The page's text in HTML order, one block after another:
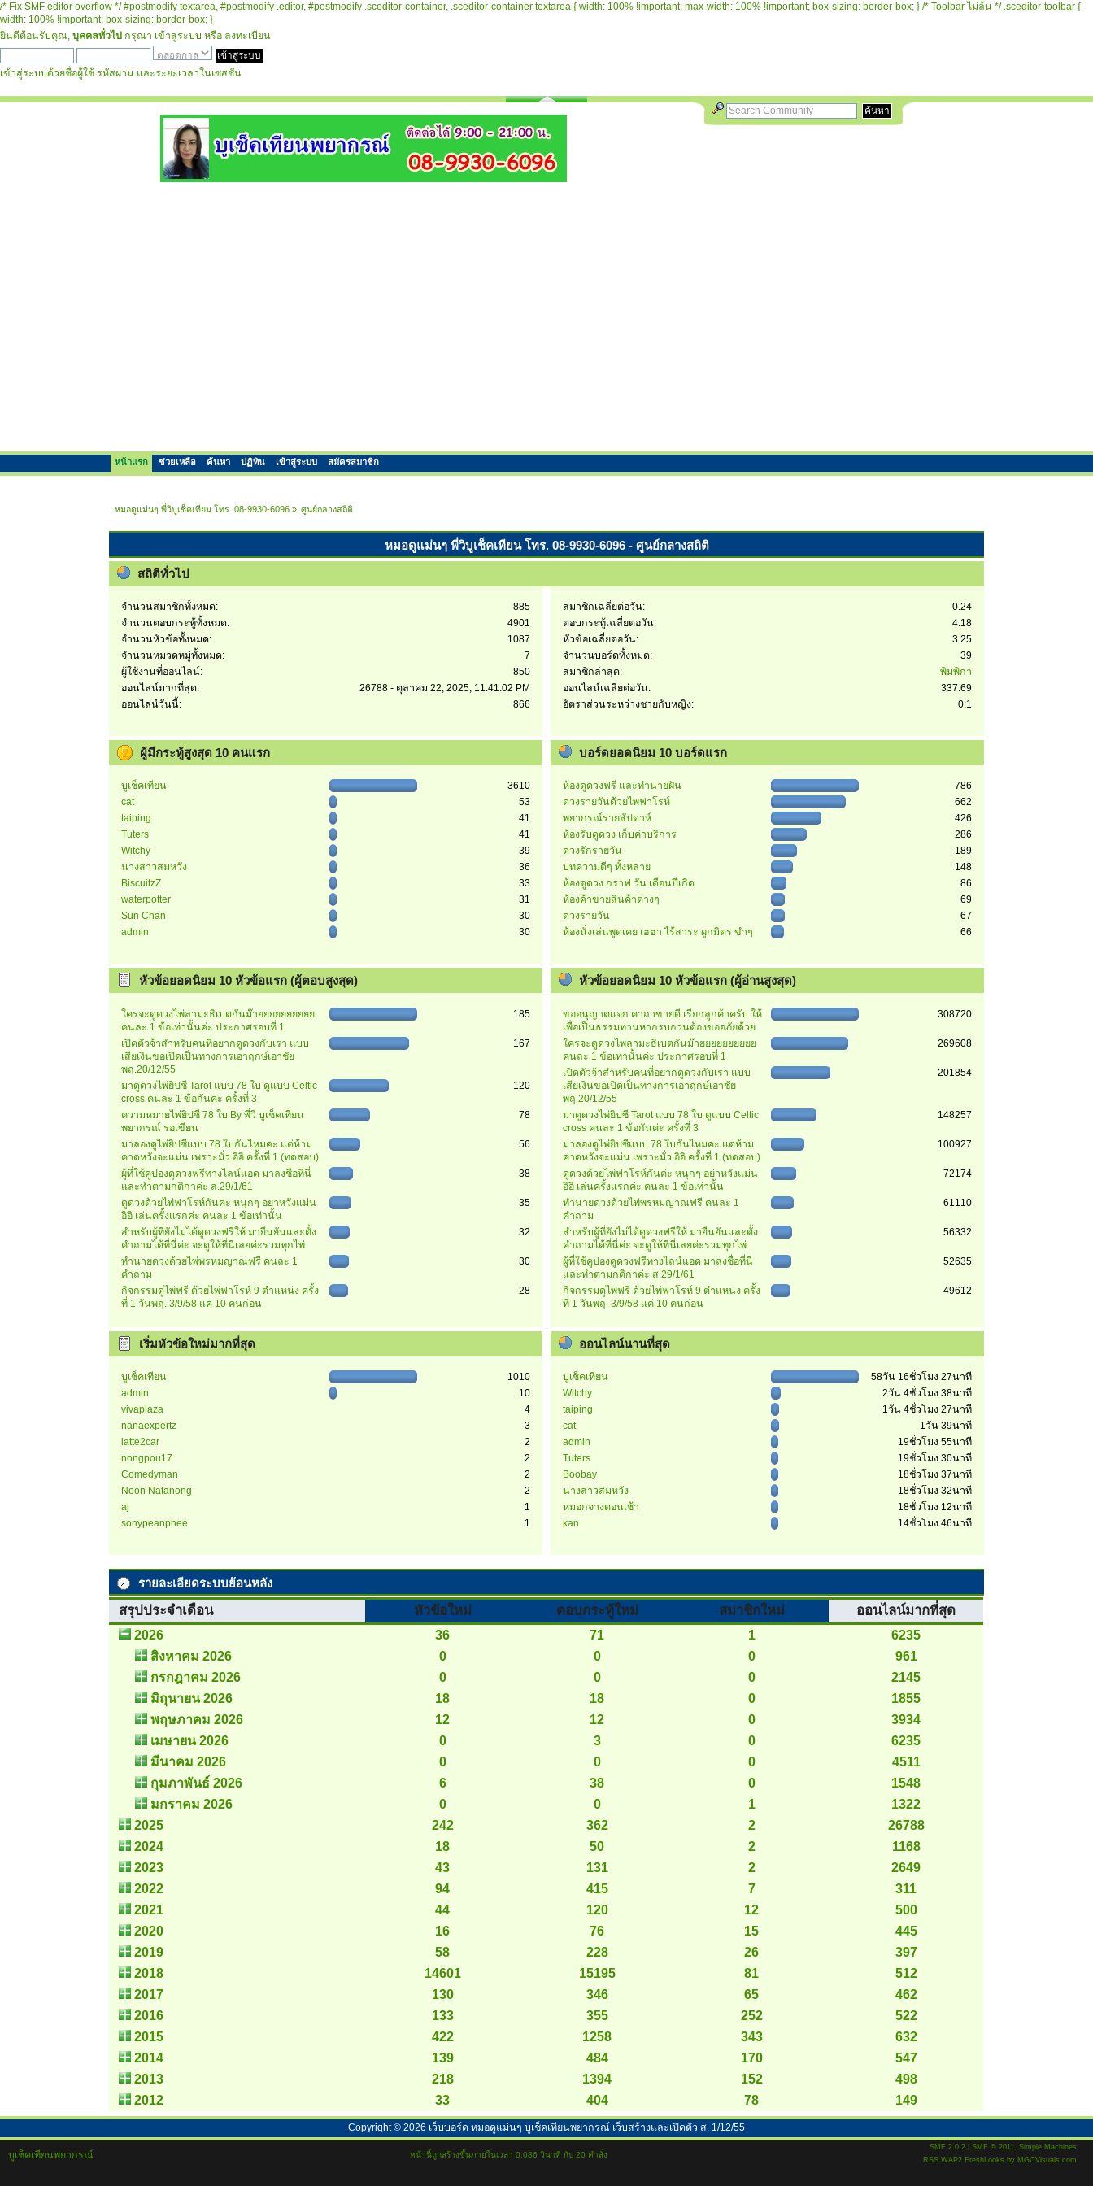
/* Fix SMF editor overflow */ #postmodify textarea, #postmodify .editor, #postmodify .sceditor-container, .sceditor-container textarea { width: 100% !important; max-width: 100% !important; box-sizing: border-box; } /* Toolbar ไม่ล้น */ .sceditor-toolbar {
width: 100% !important; box-sizing: border-box; }
ยินดีต้อนรับคุณ, บุคคลทั่วไป กรุณา เข้าสู่ระบบ หรือ ลงทะเบียน
เข้าสู่ระบบด้วยชื่อผู้ใช้ รหัสผ่าน และระยะเวลาในเซสชั่น
หน้าแรก ช่วยเหลือ ค้นหา ปฏิทิน เข้าสู่ระบบ สมัครสมาชิก
หมอดูแม่นๆ พี่วิบูเช็คเทียน โทร. 08-9930-6096» ศูนย์กลางสถิติ
หมอดูแม่นๆ พี่วิบูเช็คเทียน โทร. 08-9930-6096 - ศูนย์กลางสถิติ
สถิติทั่วไป
จำนวนสมาชิกทั้งหมด:
885
จำนวนตอบกระทู้ทั้งหมด:
4901
จำนวนหัวข้อทั้งหมด:
1087
จำนวนหมวดหมู่ทั้งหมด:
7
ผู้ใช้งานที่ออนไลน์:
850
ออนไลน์มากที่สุด:
26788 - ตุลาคม 22, 2025, 11:41:02 PM
ออนไลน์วันนี้:
866
สมาชิกเฉลี่ยต่อวัน:
0.24
ตอบกระทู้เฉลี่ยต่อวัน:
4.18
หัวข้อเฉลี่ยต่อวัน:
3.25
จำนวนบอร์ดทั้งหมด:
39
สมาชิกล่าสุด:
พิมพิกา
ออนไลน์เฉลี่ยต่อวัน:
337.69
อัตราส่วนระหว่างชายกับหญิง:
0:1
ผู้มีกระทู้สูงสุด 10 คนแรก
บูเช็คเทียน
3610
cat
53
taiping
41
Tuters
41
Witchy
39
นางสาวสมหวัง
36
BiscuitzZ
33
waterpotter
31
Sun Chan
30
admin
30
บอร์ดยอดนิยม 10 บอร์ดแรก
ห้องดูดวงฟรี และทำนายฝัน
786
ดวงรายวันด้วยไพ่ฟาโรห์
662
พยากรณ์รายสัปดาห์
426
ห้องรับดูดวง เก็บค่าบริการ
286
ดวงรักรายวัน
189
บทความดีๆ ทั้งหลาย
148
ห้องดูดวง กราฟ วัน เดือนปีเกิด
86
ห้องค้าขายสินค้าต่างๆ
69
ดวงรายวัน
67
ห้องนั่งเล่นพูดเคย เฮฮา ไร้สาระ ผูกมิตร ขำๆ
66
หัวข้อยอดนิยม 10 หัวข้อแรก (ผู้ตอบสูงสุด)
ใครจะดูดวงไพ่ลามะธิเบตกันม๊ายยยยยยยยยย
คนละ 1 ข้อเท่านั้นค่ะ ประกาศรอบที่ 1
185
เปิดตัวจ้าสำหรับคนที่อยากดูดวงกับเรา แบบ
เสียเงินขอเปิดเป็นทางการเอาฤกษ์เอาชัย
พฤ.20/12/55
167
มาดูดวงไพ่ยิปซี Tarot แบบ 78 ใบ ดูแบบ Celtic
cross คนละ 1 ข้อกันค่ะ ครั้งที่ 3
120
ความหมายไพ่ยิปซี 78 ใบ By พี่วิ บูเช็คเทียน
พยากรณ์ รอเขียน
78
มาลองดูไพ่ยิปซีแบบ 78 ใบกันไหมคะ แต่ห้าม
คาดหวังจะแม่น เพราะมั่ว อิอิ ครั้งที่ 1 (ทดสอบ)
56
ผู้ที่ใช้คูปองดูดวงฟรีทางไลน์แอด มาลงชื่อที่นี่
และทำตามกติกาค่ะ ส.29/1/61
38
ดูดวงด้วยไพ่ฟาโรห์กันค่ะ หนุกๆ อย่าหวังแม่น
อิอิ เล่นครั้งแรกค่ะ คนละ 1 ข้อเท่านั้น
35
สำหรับผู้ที่ยังไม่ได้ดูดวงฟรีให้ มายืนยันและตั้ง
คำถามได้ที่นี่ค่ะ จะดูให้ที่นี่เลยค่ะรวมทุกไพ่
32
ทำนายดวงด้วยไพ่พรหมญาณฟรี คนละ 1
คำถาม
30
กิจกรรมดูไพ่ฟรี ด้วยไพ่ฟาโรห์ 9 ตำแหน่ง ครั้ง
ที่ 1 วันพฤ. 3/9/58 แค่ 10 คนก่อน
28
หัวข้อยอดนิยม 10 หัวข้อแรก (ผู้อ่านสูงสุด)
ขออนุญาตแจก คาถาขายดี เรียกลูกค้าครับ ให้
เพื่อเป็นธรรมทานหากรบกวนต้องขออภัยด้วย
308720
ใครจะดูดวงไพ่ลามะธิเบตกันม๊ายยยยยยยยยย
คนละ 1 ข้อเท่านั้นค่ะ ประกาศรอบที่ 1
269608
เปิดตัวจ้าสำหรับคนที่อยากดูดวงกับเรา แบบ
เสียเงินขอเปิดเป็นทางการเอาฤกษ์เอาชัย
พฤ.20/12/55
201854
มาดูดวงไพ่ยิปซี Tarot แบบ 78 ใบ ดูแบบ Celtic
cross คนละ 1 ข้อกันค่ะ ครั้งที่ 3
148257
มาลองดูไพ่ยิปซีแบบ 78 ใบกันไหมคะ แต่ห้าม
คาดหวังจะแม่น เพราะมั่ว อิอิ ครั้งที่ 1 (ทดสอบ)
100927
ดูดวงด้วยไพ่ฟาโรห์กันค่ะ หนุกๆ อย่าหวังแม่น
อิอิ เล่นครั้งแรกค่ะ คนละ 1 ข้อเท่านั้น
72174
ทำนายดวงด้วยไพ่พรหมญาณฟรี คนละ 1
คำถาม
61110
สำหรับผู้ที่ยังไม่ได้ดูดวงฟรีให้ มายืนยันและตั้ง
คำถามได้ที่นี่ค่ะ จะดูให้ที่นี่เลยค่ะรวมทุกไพ่
56332
ผู้ที่ใช้คูปองดูดวงฟรีทางไลน์แอด มาลงชื่อที่นี่
และทำตามกติกาค่ะ ส.29/1/61
52635
กิจกรรมดูไพ่ฟรี ด้วยไพ่ฟาโรห์ 9 ตำแหน่ง ครั้ง
ที่ 1 วันพฤ. 3/9/58 แค่ 10 คนก่อน
49612
เริ่มหัวข้อใหม่มากที่สุด
บูเช็คเทียน
1010
admin
10
vivaplaza
4
nanaexpertz
3
latte2car
2
nongpou17
2
Comedyman
2
Noon Natanong
2
aj
1
sonypeanphee
1
ออนไลน์นานที่สุด
บูเช็คเทียน
58วัน 16ชั่วโมง 27นาที
Witchy
2วัน 4ชั่วโมง 38นาที
taiping
1วัน 4ชั่วโมง 27นาที
cat
1วัน 39นาที
admin
19ชั่วโมง 55นาที
Tuters
19ชั่วโมง 30นาที
Boobay
18ชั่วโมง 37นาที
นางสาวสมหวัง
18ชั่วโมง 32นาที
หมอกจางตอนเช้า
18ชั่วโมง 12นาที
kan
14ชั่วโมง 46นาที
รายละเอียดระบบย้อนหลัง
สรุปประจำเดือน หัวข้อใหม่ ตอบกระทู้ใหม่ สมาชิกใหม่ ออนไลน์มากที่สุด
2026 36 71 1
6235
สิงหาคม 2026
0 0 0
961
กรกฎาคม 2026
0 0 0
2145
มิถุนายน 2026
18 18 0
1855
พฤษภาคม 2026
12 12 0
3934
เมษายน 2026
0 3 0
6235
มีนาคม 2026
0 0 0
4511
กุมภาพันธ์ 2026
6 38 0
1548
มกราคม 2026
0 0 1
1322
2025
242 362 2
26788
2024
18 50 2
1168
2023
43 131 2
2649
2022
94 415 7
311
2021
44 120 12
500
2020
16 76 15
445
2019
58 228 26
397
2018
14601 15195 81
512
2017
130 346 65
462
2016
133 355 252
522
2015
422 1258 343
632
2014
139 484 170
547
2013
218 1394 152
498
2012
33 404 78 149
Copyright © 2026 เว็บบอร์ด หมอดูแม่นๆ บูเช็คเทียนพยากรณ์ เว็บสร้างและเปิดตัว ส. 1/12/55
บูเช็คเทียนพยากรณ์
SMF 2.0.2 SMF © 2011, Simple Machines
RSS WAP2 FreshLooks by MGCVisuals.com
หน้านี้ถูกสร้างขึ้นภายในเวลา 0.086 วินาที กับ 20 คำสั่ง